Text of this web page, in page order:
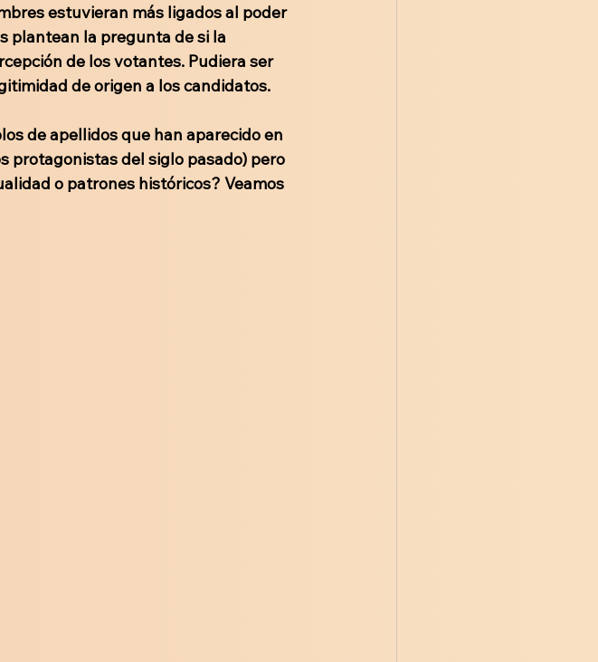
estuvieran más ligados al poder
plantean la pregunta de si la
de los votantes. Pudiera ser
de origen a los candidatos.
de apellidos que han aparecido en
protagonistas del siglo pasado) pero
o patrones históricos? Veamos